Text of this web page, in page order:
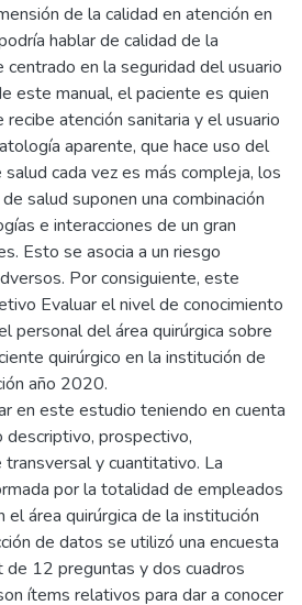
de la calidad en atención en
hablar de calidad de la
centrado en la seguridad del usuario
este manual, el paciente es quien
atención sanitaria y el usuario
aparente, que hace uso del
cada vez es más compleja, los
salud suponen una combinación
e interacciones de un gran
Esto se asocia a un riesgo
Por consiguiente, este
Evaluar el nivel de conocimiento
personal del área quirúrgica sobre
quirúrgico en la institución de
año 2020.
en este estudio teniendo en cuenta
prospectivo,
y cuantitativo. La
por la totalidad de empleados
área quirúrgica de la institución
de datos se utilizó una encuesta
12 preguntas y dos cuadros
ítems relativos para dar a conocer